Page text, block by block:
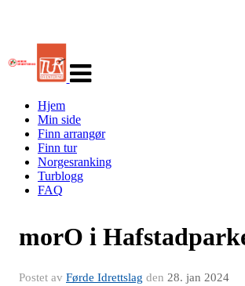
navigasjon
Hjem
Min side
Finn arrangør
Finn tur
Norgesranking
Turblogg
FAQ
morO i
Postet av Førde Idrettslag den 28. jan 2024